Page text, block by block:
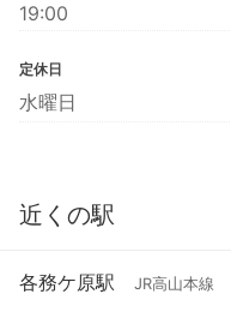
19:00
定休日
水曜日
近くの駅
各務ケ原駅 JR高山本線